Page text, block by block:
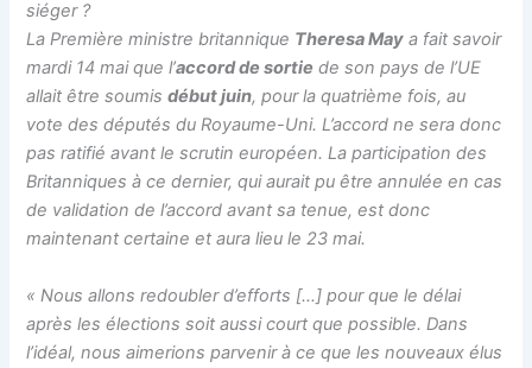
siéger ?
La Première ministre britannique Theresa May a fait savoir
mardi 14 mai que l’accord de sortie de son pays de l’UE
allait être soumisdébut juin, pour la quatrième fois, au
vote des députés du Royaume-Uni. L’accord ne sera donc
pas ratifié avant le scrutin européen. La participation des
Britanniques à ce dernier, qui aurait pu être annulée en cas
de validation de l’accord avant sa tenue, est donc
maintenant certaine et aura lieu le 23 mai.
«Nous allons redoubler d’efforts […]pour que le délai
après les élections soit aussi court que possible. Dans
l’idéal, nous aimerions parvenir à ce que les nouveaux élus